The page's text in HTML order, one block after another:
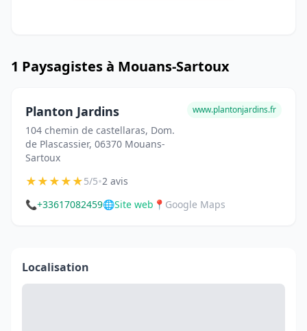
1 Paysagistes à Mouans-Sartoux
Planton Jardins
104 chemin de castellaras, Dom.
de Plascassier, 06370 Mouans-
Sartoux
www.plantonjardins.fr
★★★★★5/5•2 avis
📞+33617082459🌐Site web 📍 Google Maps
Localisation